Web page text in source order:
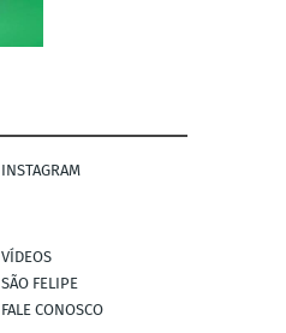
INSTAGRAM
VÍDEOS
SÃO FELIPE
FALE CONOSCO